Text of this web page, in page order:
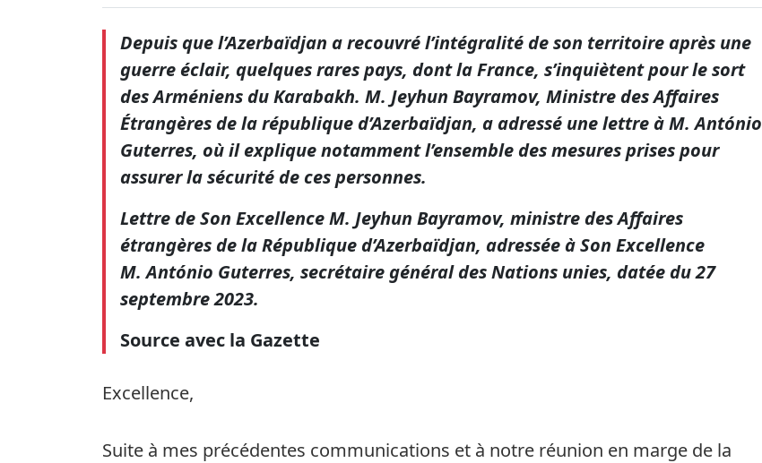
Depuis que l’Azerbaïdjan a recouvré l’intégralité de son territoire après une
guerre éclair, quelques rares pays, dont la France, s’inquiètent pour le sort
des Arméniens du Karabakh. M. Jeyhun Bayramov, Ministre des Affaires
Étrangères de la république d’Azerbaïdjan, a adressé une lettre à M. António
Guterres, où il explique notamment l’ensemble des mesures prises pour
assurer la sécurité de ces personnes.
Lettre de Son Excellence M. Jeyhun Bayramov, ministre des Affaires
étrangères de la République d’Azerbaïdjan, adressée à Son Excellence
M. António Guterres, secrétaire général des Nations unies, datée du 27
septembre 2023.
Source avec la Gazette
Excellence,
Suite à mes précédentes communications et à notre réunion en marge de la